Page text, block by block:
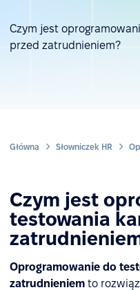
Czym jest
przed zatrudnieniem?
Główna Słowniczek HR
Czym jest
testowania
Oprogramowanie do
zatrudnieniem to